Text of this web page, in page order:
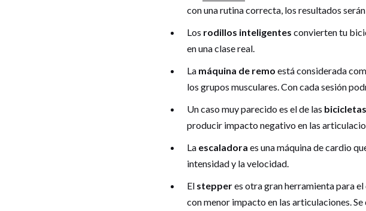
con una rutina correcta, los resultados
Los rodillos inteligentes convierten tu
en una clase real.
La máquina de remo está considerada
los grupos musculares. Con cada sesión
Un caso muy parecido es el de las
producir impacto negativo en las
La escaladora es una máquina de cardio
intensidad y la velocidad.
El stepperes otra gran herramienta para
con menor impacto en las articulaciones.